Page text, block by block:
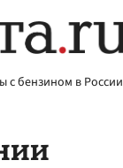
с бензином в России